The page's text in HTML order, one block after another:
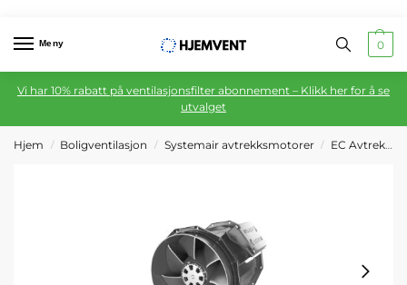
Meny 0
Vi har 10% rabatt på ventilasjonsfilter abonnement – Klikk her for å se
utvalget
Hjem / Boligventilasjon / Systemair avtrekksmotorer / EC Avtrekksmotor